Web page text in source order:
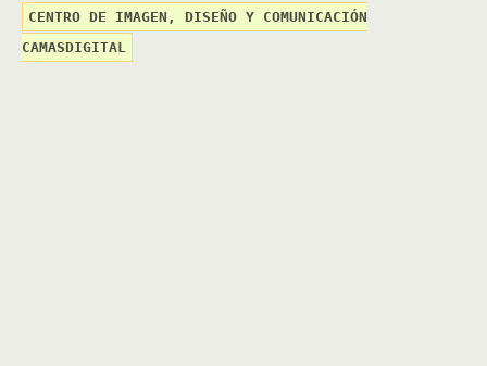
CENTRO DE IMAGEN, DISEÑO Y COMUNICACIÓN
CAMASDIGITAL